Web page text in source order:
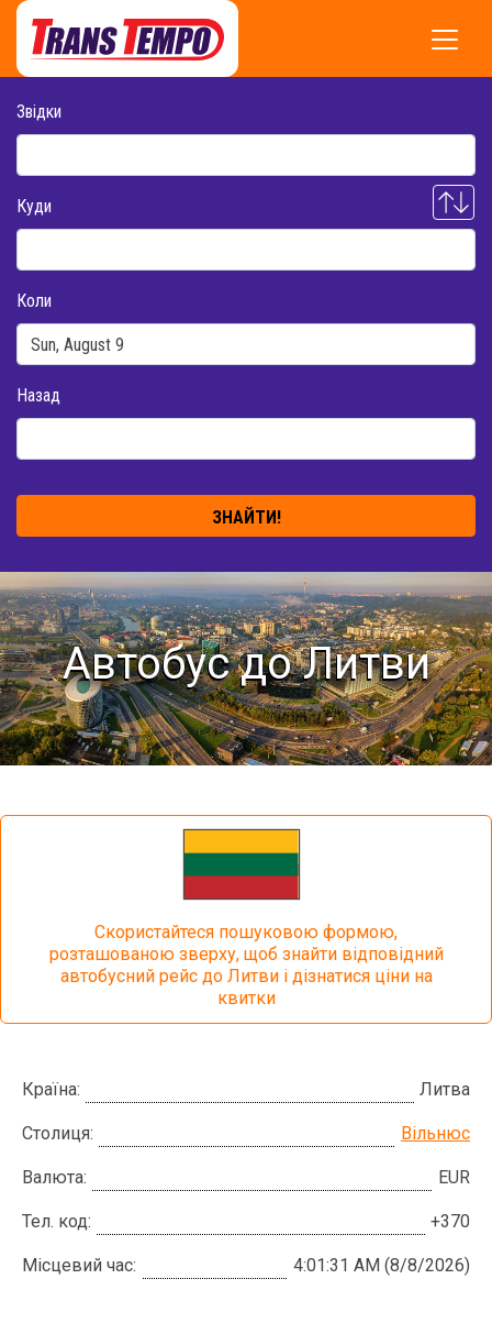
Звідки
Куди
Коли
Назад
ЗНАЙТИ!
Автобус до Литви
Скористайтеся пошуковою формою,
розташованою зверху, щоб знайти відповідний
автобусний рейс до Литви і дізнатися ціни на
квитки
Країна: Литва
Столиця: Вільнюс
Валюта: EUR
Тел. код: +370
Місцевий час: 4:01:31 AM (8/8/2026)